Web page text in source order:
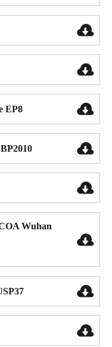


EP8 


Wuhan


